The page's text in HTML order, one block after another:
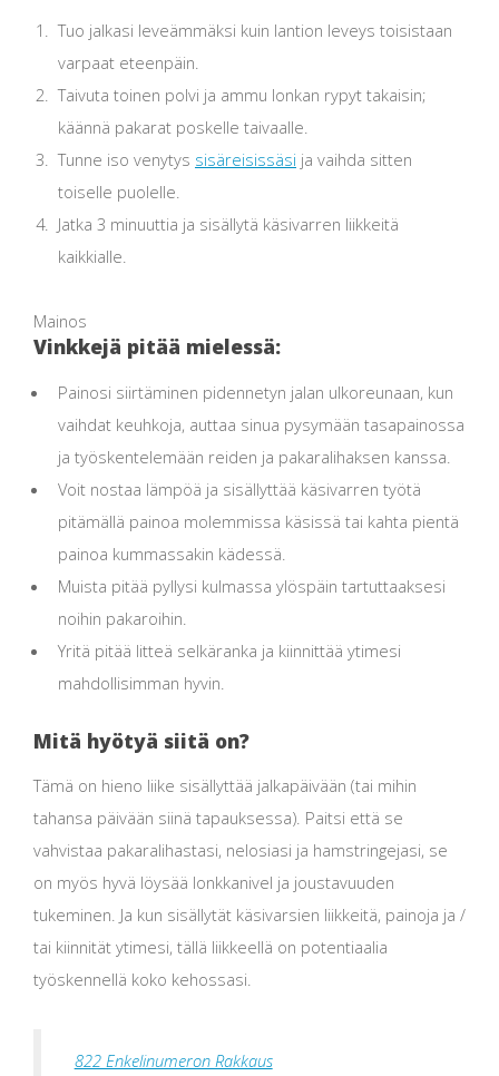
Tuo jalkasi leveämmäksi kuin lantion leveys toisistaan ​​
varpaat eteenpäin.
Taivuta toinen polvi ja ammu lonkan rypyt takaisin;
käännä pakarat poskelle taivaalle.
Tunne iso venytys sisäreisissäsi ja vaihda sitten
toiselle puolelle.
Jatka 3 minuuttia ja sisällytä käsivarren liikkeitä
kaikkialle.
Mainos
Vinkkejä pitää mielessä:
Painosi siirtäminen pidennetyn jalan ulkoreunaan, kun
vaihdat keuhkoja, auttaa sinua pysymään tasapainossa
ja työskentelemään reiden ja pakaralihaksen kanssa.
Voit nostaa lämpöä ja sisällyttää käsivarren työtä
pitämällä painoa molemmissa käsissä tai kahta pientä
painoa kummassakin kädessä.
Muista pitää pyllysi kulmassa ylöspäin tartuttaaksesi
noihin pakaroihin.
Yritä pitää litteä selkäranka ja kiinnittää ytimesi
mahdollisimman hyvin.
Mitä hyötyä siitä on?
Tämä on hieno liike sisällyttää jalkapäivään (tai mihin
tahansa päivään siinä tapauksessa). Paitsi että se
vahvistaa pakaralihastasi, nelosiasi ja hamstringejasi, se
on myös hyvä löysää lonkkanivel ja joustavuuden
tukeminen. Ja kun sisällytät käsivarsien liikkeitä, painoja ja /
tai kiinnität ytimesi, tällä liikkeellä on potentiaalia
työskennellä koko kehossasi.
822 Enkelinumeron Rakkaus